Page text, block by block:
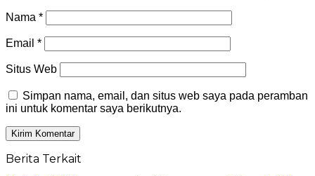
Nama *
Email *
Situs Web
Simpan nama, email, dan situs web saya pada peramban
ini untuk komentar saya berikutnya.
Berita Terkait